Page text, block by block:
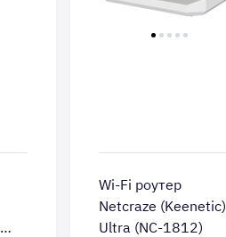
Wi-Fi роутер
Netcraze (Keenetic)
Ultra (NC-1812)